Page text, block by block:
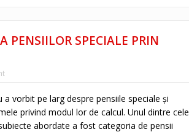
PENSIILOR SPECIALE PRIN
a vorbit pe larg despre pensiile speciale și
privind modul lor de calcul. Unul dintre cele
abordate a fost categoria de pensii